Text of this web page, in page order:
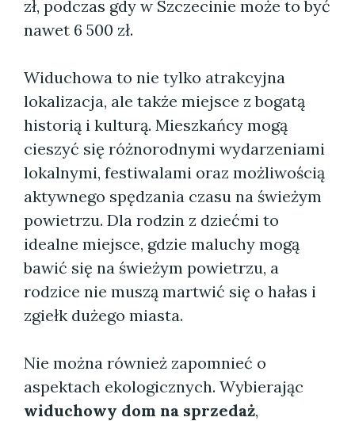
zł, podczas gdy w Szczecinie może to być
nawet 6 500 zł.
Widuchowa to nie tylko atrakcyjna
lokalizacja, ale także miejsce z bogatą
historią i kulturą. Mieszkańcy mogą
cieszyć się różnorodnymi wydarzeniami
lokalnymi, festiwalami oraz możliwością
aktywnego spędzania czasu na świeżym
powietrzu. Dla rodzin z dziećmi to
idealne miejsce, gdzie maluchy mogą
bawić się na świeżym powietrzu, a
rodzice nie muszą martwić się o hałas i
zgiełk dużego miasta.
Nie można również zapomnieć o
aspektach ekologicznych. Wybierając
widuchowy dom na sprzedaż,